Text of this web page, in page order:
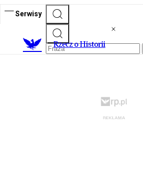
Serwisy
Rzecz o Historii